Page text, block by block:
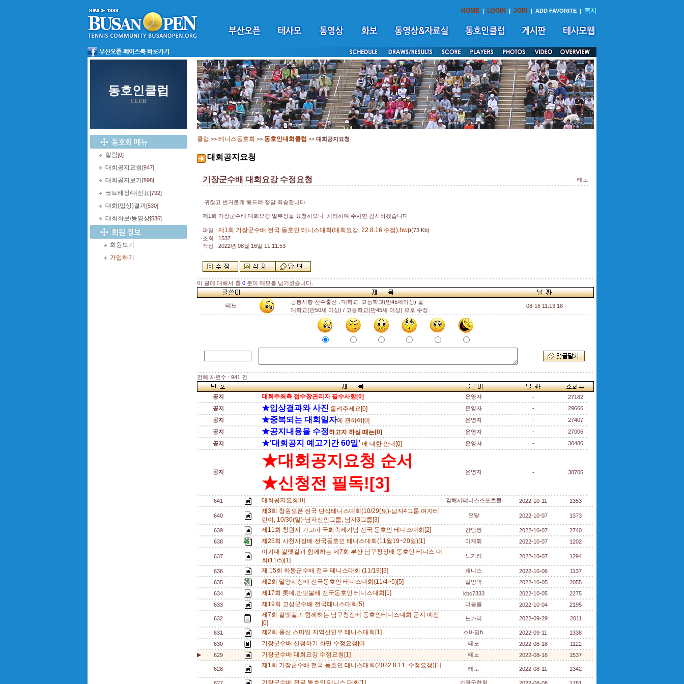
HOME | LOGIN | JOIN | ADD FAVORITE | 쪽지
동호인클럽
CLUB
알림[0]
대회공지요청[947]
대회공지보기 [898]
코트배정/대진표[792]
대회(입상)결과[530]
대회화보/동영상[536]
회원보기
가입하기
클럽 >> 테니스동호회 >> 동호인대회클럽 >> 대회공지요청
대회공지요청
기장군수배 대회요강 수정요청 테노
귀찮고 번거롭게 해드려 정말 죄송합니다.
제1회 기장군수배 대회요강 일부정을 요청하오니 처리하여 주시면 감사하겠습니다.
파일 : 제1회 기장군수배 전국 동호인 테니스대회(대회요강, 22.8.16 수정).hwp(73 Kb)
조회 : 1537
작성 : 2022년 08월 16일 11:11:53
이 글에 대해서 총 0 분이 메모를 남기셨습니다.
테노
공통사항 선수출신 : 대학교, 고등학교(만45세이상) 을
대학교(만50세 이상) / 고등학교(만45세 이상) 으로 수정
08-16 11:13:18
전체 자료수 : 941 건
공지 대회주최측 접수창관리자 필수사항[0] 운영자 -
27182
공지
★입상결과와 사진 올려주세요[0] 운영자 -
29666
공지
★중복되는 대회일자에 관하여[0] 운영자 -
27407
공지
★공지내용을 수정하고자 하실 때는[0] 운영자 -
27006
공지
★'대회공지 예고기간 60일' 에 대한 안내[0] 운영자 - 30486
공지
★대회공지요청 순서
★신청전 필독![3]
운영자 - 38705
641 대회공지요청[0] 김해시테니스스포츠클 2022-10-11 1353
640
제3회 창원오픈 전국 단식테니스대회(10/29(토)-남자4그룹,여자테
린이, 10/30(일)-남자신인그룹, 남자3그룹[3]
오달 2022-10-07 1373
639 제11회 창원시 가고파 국화축제기념 전국 동호인 테니스대회[2] 간담짱 2022-10-07
2740
638
제25회 사천시장배 전국동호인 테니스대회(11월19~20일)[1] 이제휘 2022-10-07 1202
637
이기대 갈맷길과 함께하는 제7회 부산 남구청장배 동호인 테니스 대
회(11/5)[1]
노가리 2022-10-07 1294
636 제 15회 하동군수배 전국 테니스대회 (11/19)[3] 돼니스 2022-10-06
1137
635
제2회 밀양시장배 전국동호인 테니스대회(11/4~5)[5] 밀양댁 2022-10-05
2055
634
제17회 롯데.반딧불배 전국동호인 테니스대회[1] kbc7333 2022-10-05
2275
633
제19회 고성군수배 전국테니스대회[5] 더블폴 2022-10-04 2195
632
제7회 갈맷길과 함께하는 남구청장배 동호인테니스대회 공지 예정
[0]
노가리 2022-09-29 2011
631 제2회 울산 스마일 지역신인부 테니스대회[1] 스마일h. 2022-09-11
1338
630
기장군수배 신청하기 화면 수정요청[0] 테노 2022-08-18
1122
▶
629 기장군수배 대회요강 수정요청[1] 테노 2022-08-16 1537
628 제1회 기장군수배 전국 동호인 테니스대회(2022.8.11. 수정요청)[1] 테노 2022-08-11 1342
기장군수배 전국 동호인 테니스 대회[1] 기장군협회